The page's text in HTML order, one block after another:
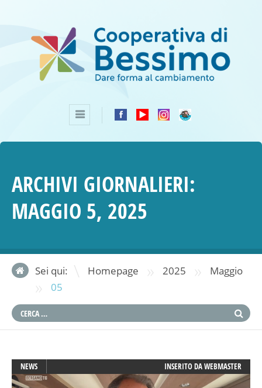
ARCHIVI GIORNALIERI:
MAGGIO 5, 2025
Sei qui: Homepage » 2025 » Maggio
» 05
NEWS INSERITO DAWEBMASTER